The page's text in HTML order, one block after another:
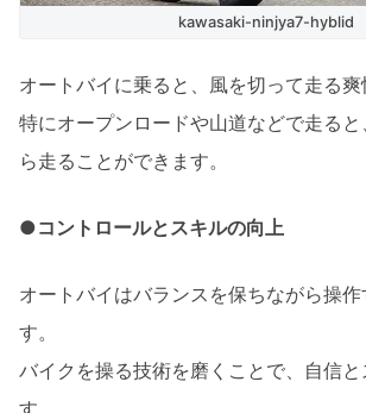
kawasaki-ninjya7-hyblid
オートバイに乗ると、風を切って走る爽
特にオープンロードや山道などで走る
ら走ることができます。
●コントロールとスキルの向上
オートバイはバランスを保ちながら操作
す。
バイクを操る技術を磨くことで、自信と